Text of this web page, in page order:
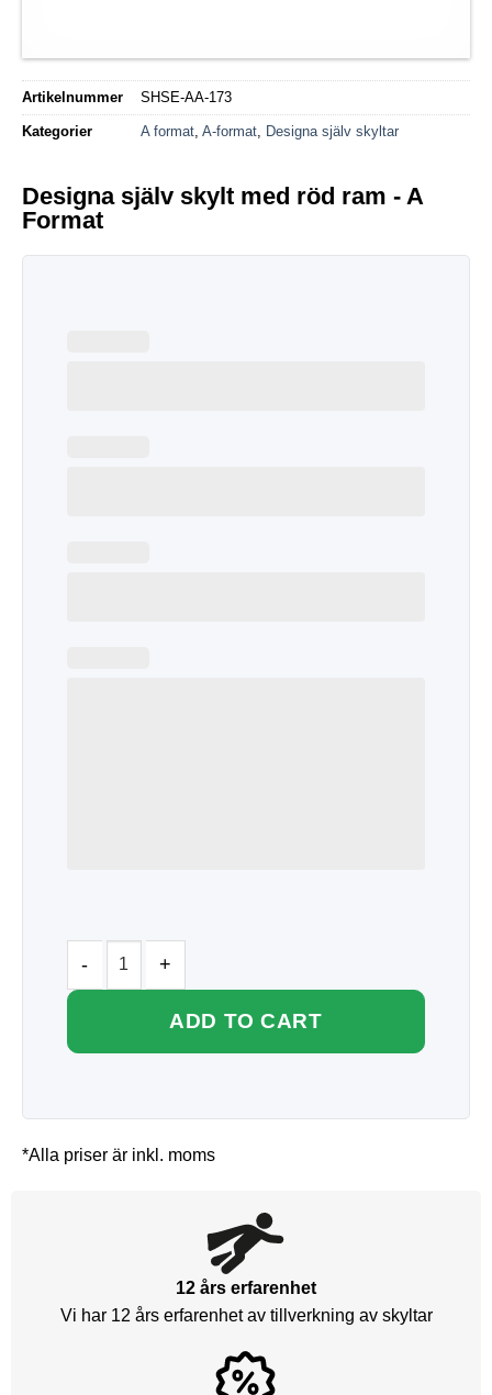
Artikelnummer SHSE-AA-173
Kategorier A format A-format Designa själv skyltar
Designa själv skylt med röd ram - A
Format
ADD TO CART
*Alla priser är inkl. moms
12 års erfarenhet
Vi har 12 års erfarenhet av tillverkning av skyltar